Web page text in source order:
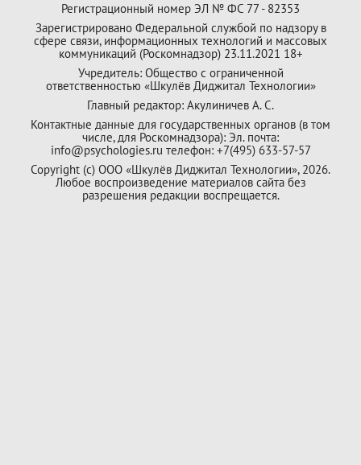
Регистрационный номер ЭЛ № ФС 77 - 82353
Зарегистрировано Федеральной службой по надзору в
сфере связи, информационных технологий и массовых
коммуникаций (Роскомнадзор) 23.11.2021 18+
Учредитель: Общество с ограниченной
ответственностью «Шкулёв Диджитал Технологии»
Главный редактор: Акулиничев А. С.
Контактные данные для государственных органов (в том
числе, для Роскомнадзора): Эл. почта:
info@psychologies.ru телефон: +7(495) 633-57-57
Copyright (с) ООО «Шкулёв Диджитал Технологии», 2026.
Любое воспроизведение материалов сайта без
разрешения редакции воспрещается.